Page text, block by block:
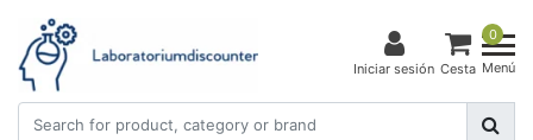
Iniciar sesión
0
Cesta Menú